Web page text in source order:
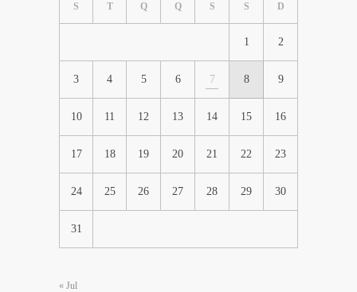
S T Q Q S S D
1 2
3 4 5 6 7 8 9
10 11 12 13 14 15 16
17 18 19 20 21 22 23
24 25 26 27 28 29 30
31
« Jul